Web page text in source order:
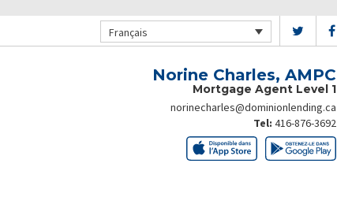
Français
Norine Charles, AMPC
Mortgage Agent Level 1
norinecharles@dominionlending.ca
Tel: 416-876-3692